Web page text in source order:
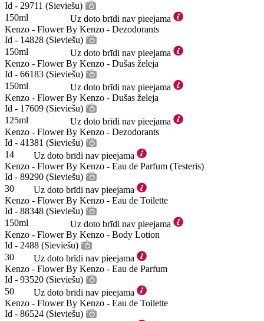
Id - 29711 (Sieviešu)
150ml
Uz doto brīdi nav pieejama
Kenzo - Flower By Kenzo - Dezodorants
Id - 14828 (Sieviešu)
150ml
Uz doto brīdi nav pieejama
Kenzo - Flower By Kenzo - Dušas želeja
Id - 66183 (Sieviešu)
150ml
Uz doto brīdi nav pieejama
Kenzo - Flower By Kenzo - Dušas želeja
Id - 17609 (Sieviešu)
125ml
Uz doto brīdi nav pieejama
Kenzo - Flower By Kenzo - Dezodorants
Id - 41381 (Sieviešu)
14
Uz doto brīdi nav pieejama
Kenzo - Flower By Kenzo - Eau de Parfum (Testeris)
Id - 89290 (Sieviešu)
30
Uz doto brīdi nav pieejama
Kenzo - Flower By Kenzo - Eau de Toilette
Id - 88348 (Sieviešu)
150ml
Uz doto brīdi nav pieejama
Kenzo - Flower By Kenzo - Body Lotion
Id - 2488 (Sieviešu)
30
Uz doto brīdi nav pieejama
Kenzo - Flower By Kenzo - Eau de Parfum
Id - 93520 (Sieviešu)
50
Uz doto brīdi nav pieejama
Kenzo - Flower By Kenzo - Eau de Toilette
Id - 86524 (Sieviešu)